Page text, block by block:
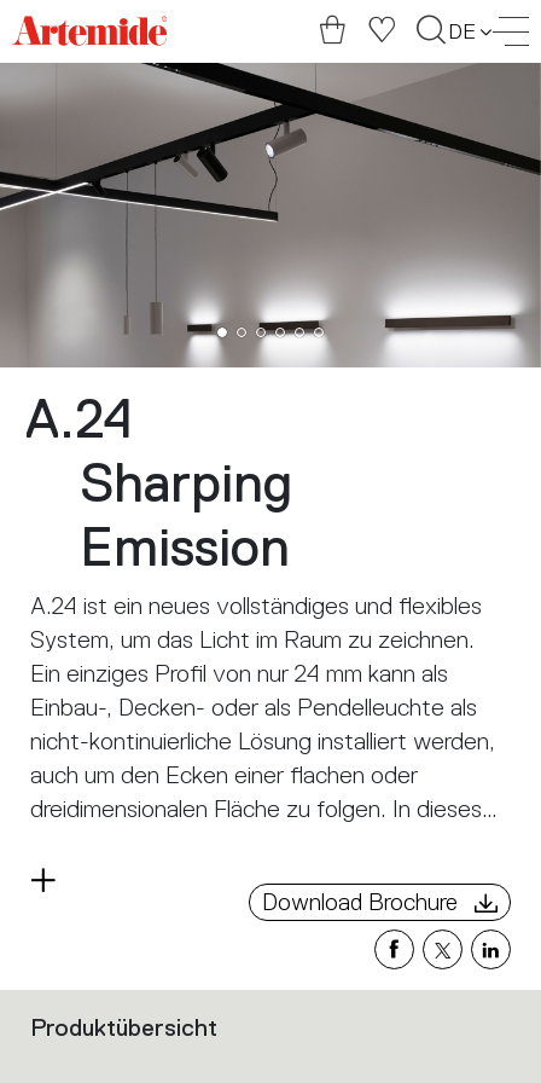
Artemide
home
page
DE
A.24
Sharping
Emission
A.24 ist ein neues vollständiges und flexibles
System, um das Licht im Raum zu zeichnen.
Ein einziges Profil von nur 24 mm kann als
Einbau-, Decken- oder als Pendelleuchte als
nicht-kontinuierliche Lösung installiert werden,
auch um den Ecken einer flachen oder
dreidimensionalen Fläche zu folgen. In dieses
ein: diffuses Licht, Sharp- Lichtleiter mit drei
Öffnungen oder eine intelligente
Magnetschiene. A.24 wird dadurch nicht nur
zum flexiblen System, sondern zur offenen
Read
Download Brochure
Filters
Produktübersicht